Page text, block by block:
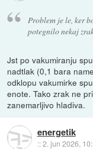
Problem je le, ker
potegnilo nekaj
Jst po vakumiranju
nadtlak (0,1 bara
odklopu vakumirke
enote. Tako zrak ne
zanemarljivo hladiva.
energetik
::2. jun 2026,